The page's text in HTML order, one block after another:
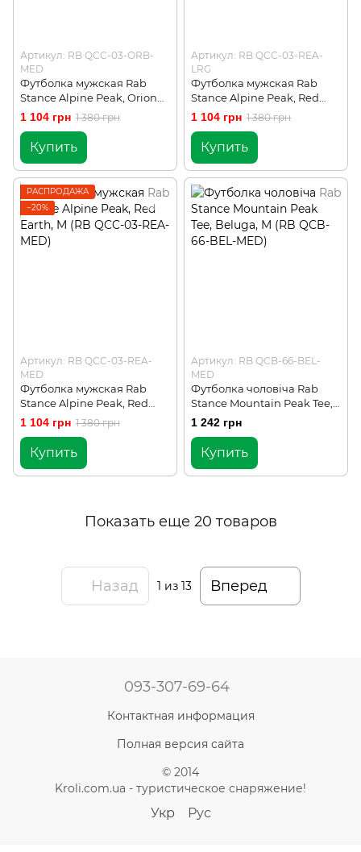
Артикул: RB QCC-03-ORB-
MED
Футболка мужская Rab
Stance Alpine Peak, Orion
Blue, M (RB QCC-03-ORB-
1 104 грн 1 380 грн
Купить
Артикул: RB QCC-03-REA-
LRG
Футболка мужская Rab
Stance Alpine Peak, Red
Earth, L (RB QCC-03-REA-
1 104 грн 1 380 грн
Купить
РАСПРОДАЖА
−20%
Артикул: RB QCC-03-REA-
MED
Футболка мужская Rab
Stance Alpine Peak, Red
Earth, M (RB QCC-03-REA-
1 104 грн 1 380 грн
Купить
Артикул: RB QCB-66-BEL-
MED
Футболка чоловіча Rab
Stance Mountain Peak Tee,
Beluga, M (RB QCB-66-BEL-
1 242 грн
Купить
Показать еще 20 товаров
Назад 1 из 13 Вперед
093-307-69-64
Контактная информация
Полная версия сайта
© 2014
Kroli.com.ua - туристическое снаряжение!
Укр Рус